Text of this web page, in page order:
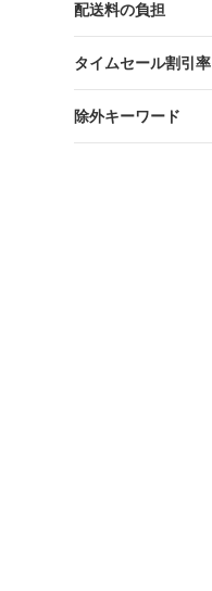
配送料の負担
タイムセール割引率
除外キーワード